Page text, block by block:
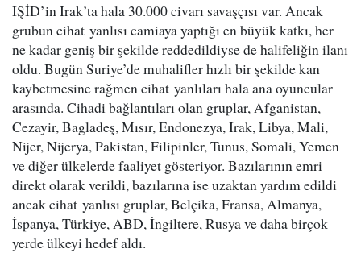
IŞİD’in Irak’ta hala 30.000 civarı savaşçısı var. Ancak
grubun cihat yanlısı camiaya yaptığı en büyük katkı, her
ne kadar geniş bir şekilde reddedildiyse de halifeliğin ilanı
oldu. Bugün Suriye’de muhalifler hızlı bir şekilde kan
kaybetmesine rağmen cihat yanlıları hala ana oyuncular
arasında. Cihadi bağlantıları olan gruplar, Afganistan,
Cezayir, Bagladeş, Mısır, Endonezya, Irak, Libya, Mali,
Nijer, Nijerya, Pakistan, Filipinler, Tunus, Somali, Yemen
ve diğer ülkelerde faaliyet gösteriyor. Bazılarının emri
direkt olarak verildi, bazılarına ise uzaktan yardım edildi
ancak cihat yanlısı gruplar, Belçika, Fransa, Almanya,
İspanya, Türkiye, ABD, İngiltere, Rusya ve daha birçok
yerde ülkeyi hedef aldı.